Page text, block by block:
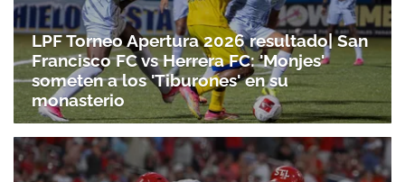
LPF Torneo Apertura 2026 resultado| San
Francisco FC vs Herrera FC: 'Monjes'
someten a los 'Tiburones' en su
monasterio